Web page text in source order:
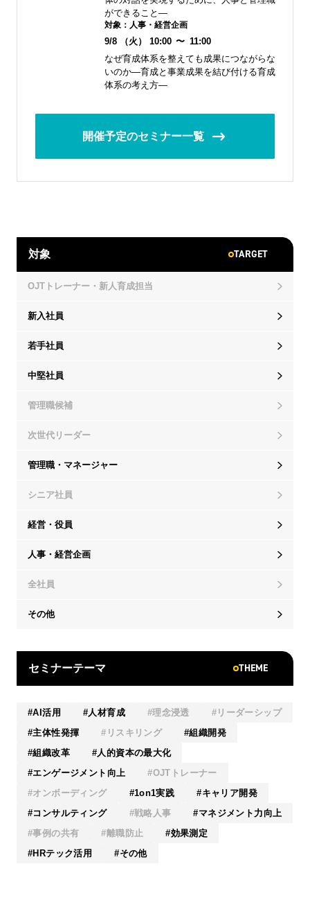
ができること―
対象： 人事・経営企画
9/8 （火） 10:00 〜 11:00
なぜ育成体系を整えても成果につながらな
いのか―育成と事業成果を結び付ける育成
体系の考え方―
開催予定のセミナー一覧
対象 TARGET
OJTトレーナー・新人育成担当
新入社員
若手社員
中堅社員
管理職候補
次世代リーダー
管理職・マネージャー
シニア社員
経営・役員
人事・経営企画
全社員
その他
セミナーテーマ THEME
AI活用 人材育成 理念浸透
リーダーシップ
主体性発揮
リスキリング
組織開発
組織改革
人的資本の最大化
エンゲージメント向上
OJTトレーナー
オンボーディング
1on1実践
キャリア開発
コンサルティング
戦略人事
マネジメント力向上
事例の共有
離職防止
効果測定
HRテック活用
その他